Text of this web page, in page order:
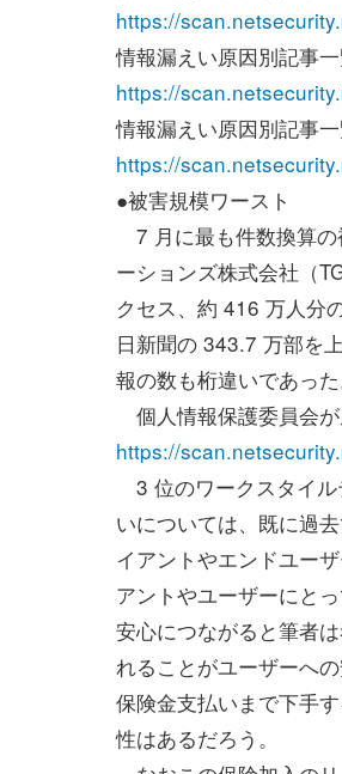
https://
情報漏えい原因別記事
https://
情報漏えい原因別記事
https://
●被害規模ワースト
7 月に最も件数換算の
ーションズ株式会社（
クセス、約 416 万人分
日新聞の 343.7 万部を
報の数も桁違いであった
個人情報保護委員会
https://
3 位のワークスタイル
いについては、既に過
イアントやエンドユー
アントやユーザーにと
安心につながると筆者
れることがユーザーへ
保険金支払いまで下手
性はあるだろう。